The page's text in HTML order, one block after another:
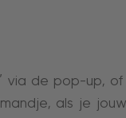
via de pop-up,
als je